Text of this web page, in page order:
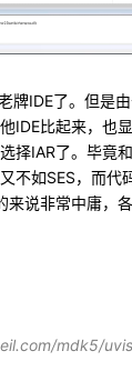
牌IDE了。但是
IDE比起来，也
择IAR了。毕竟
不如SES，而代
来说非常中庸，
mdk5/